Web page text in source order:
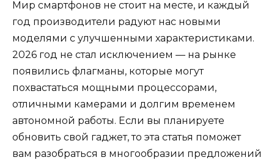
Мир смартфонов не стоит на месте, и каждый
год производители радуют нас новыми
моделями с улучшенными характеристиками.
2026 год не стал исключением — на рынке
появились флагманы, которые могут
похвастаться мощными процессорами,
отличными камерами и долгим временем
автономной работы. Если вы планируете
обновить свой гаджет, то эта статья поможет
вам разобраться в многообразии предложений